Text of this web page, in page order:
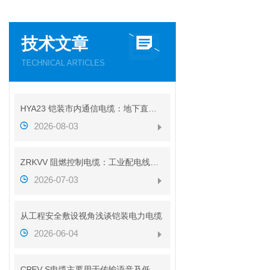
技术文章
TECHNICAL ARTICLES
2026-08-03
2026-07-03
从工程安全敷设视角浅谈铠装电力电缆
2026-06-04